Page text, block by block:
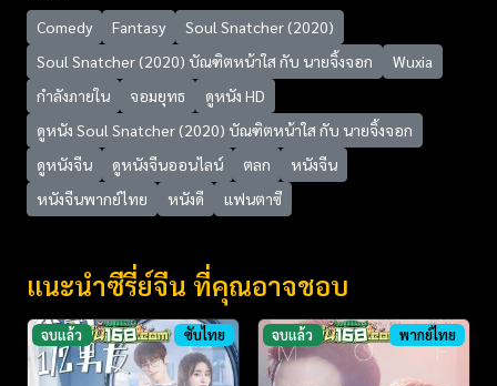
Comedy Fantasy
Soul Snatcher (2020)
Soul Snatcher (2020) บัณฑิตหน้าใส กับ นายจิ้งจอก
Wuxia
กำลังภายใน
จอมยุทธ
ดูหนัง HD
ดูหนัง Soul Snatcher (2020) บัณฑิตหน้าใส กับ นายจิ้งจอก
ดูหนังจีน
ดูหนังจีนออนไลน์ ตลก
หนังจีน
หนังจีนพากย์ไทย
หนังดี แฟนตาซี
แนะนำซีรี่ย์จีน ที่คุณอาจชอบ
จบแล้ว ซับไทย จบแล้ว พากย์ไทย